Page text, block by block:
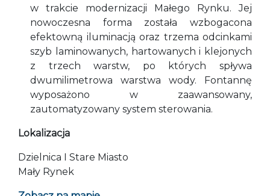
w trakcie modernizacji Małego Rynku. Jej
nowoczesna forma została wzbogacona
efektowną iluminacją oraz trzema odcinkami
szyb laminowanych, hartowanych i klejonych
z trzech warstw, po których spływa
dwumilimetrowa warstwa wody. Fontannę
wyposażono w zaawansowany,
zautomatyzowany system sterowania.
Lokalizacja
Dzielnica I Stare Miasto
Mały Rynek